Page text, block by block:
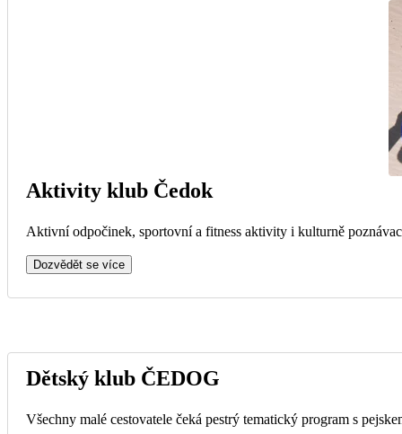
Aktivity klub Čedok
Aktivní odpočinek, sportovní a fitness aktivity i kulturně
Dozvědět se více
Dětský klub ČEDOG
Všechny malé cestovatele čeká pestrý tematický program s